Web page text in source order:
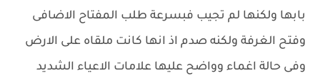
بابها ولكنها لم تجيب فبسرعة طلب المفتاح الاضافى
وفتح الغرفة ولكنه صدم اذ انها كانت ملقاه على الارض
وفى حالة اغماء وواضح عليها علامات الاعياء الشديد